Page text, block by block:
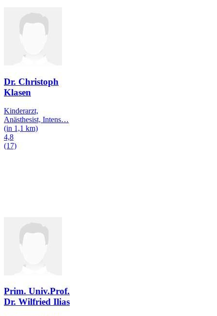
Dr. Christoph
Klasen
Kinderarzt,
Anästhesist, Intens…
(in 1,1 km)
4,8
(17)
Prim. Univ.Prof.
Dr. Wilfried Ilias